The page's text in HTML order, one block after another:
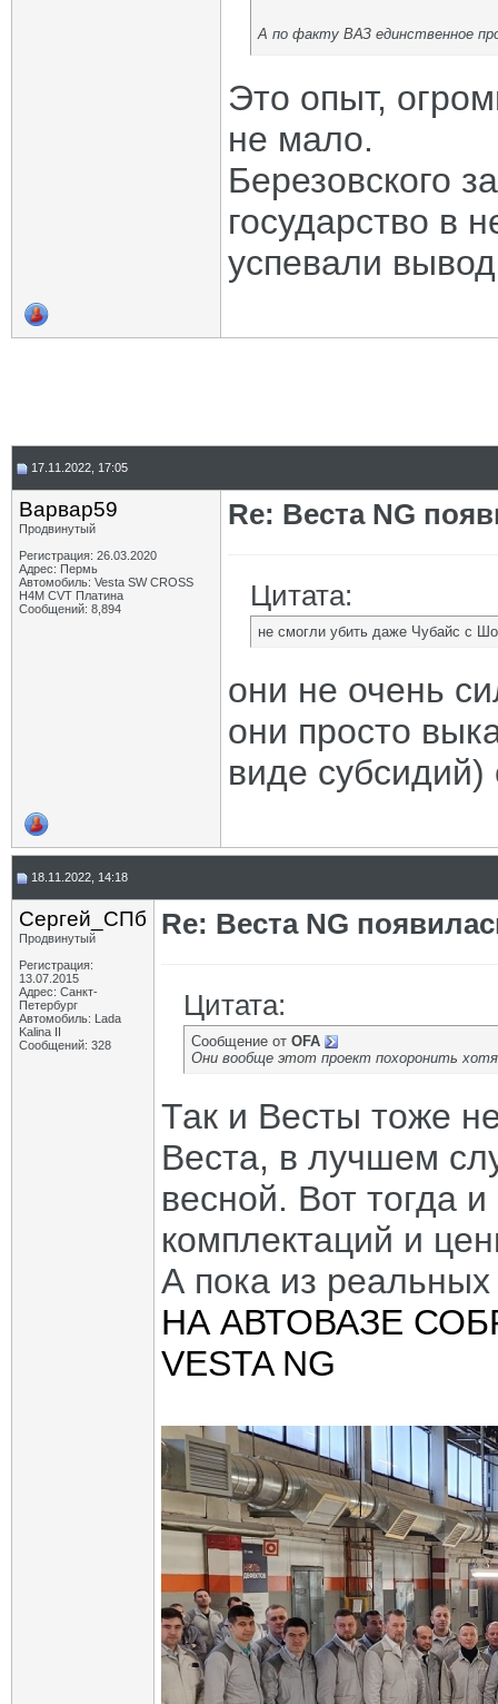
А по факту ВАЗ единственное
Это опыт,
не мало.
Березовского
государство в
успевали
17.11.2022, 17:05
Варвар59
Продвинутый
Регистрация: 26.03.2020
Адрес: Пермь
Автомобиль: Vesta SW CROSS
H4M CVT Платина
Сообщений: 8,894
Re: Веста NG
Цитата:
не смогли убить даже Чубайс с
они не очень
они просто
виде субсидий)
18.11.2022, 14:18
Сергей_СПб
Продвинутый
Регистрация:
13.07.2015
Адрес: Санкт-
Петербург
Автомобиль: Lada
Kalina II
Сообщений: 328
Re: Веста NG
Цитата:
Сообщение от OFA
Они вообще этот проект похоронить
Так и Весты тоже
Веста, в лучшем
весной. Вот тогда
комплектаций и
А пока из
НА АВТОВАЗЕ
VESTA NG